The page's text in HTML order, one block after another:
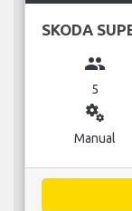
SKODA
group
5
miscellaneous_services
Manual